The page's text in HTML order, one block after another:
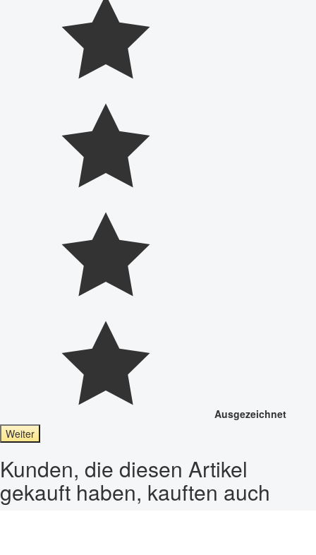
Ausgezeichnet
Weiter
Kunden, die diesen Artikel
gekauft haben, kauften auch